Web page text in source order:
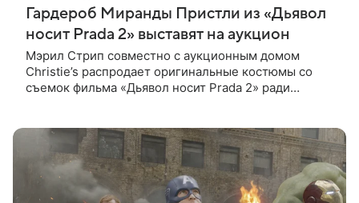
Гардероб Миранды Пристли из «Дьявол
носит Prada 2» выставят на аукцион
Мэрил Стрип совместно с аукционным домом
Christie’s распродает оригинальные костюмы со
съемок фильма «Дьявол носит Prada 2» ради